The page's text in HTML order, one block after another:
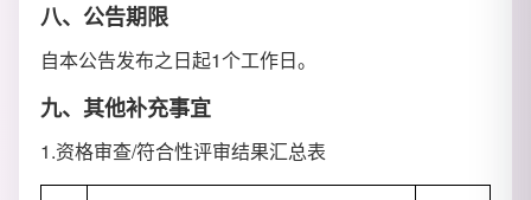
八、公告期限
自本公告发布之日起1个工作日。
九、其他补充事宜
1.资格审查/符合性评审结果汇总表